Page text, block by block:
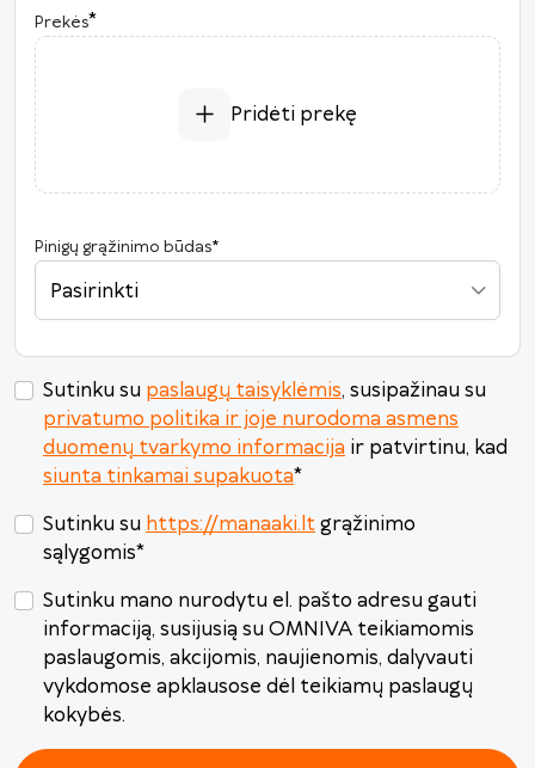
P A T K Pn Š S
3 4 5 6
31 1 2 3 4 5 6
Šiandien Išvalyti Uždaryti
Prekės*
Pridėti prekę
Pinigų grąžinimo būdas*
Pasirinkti
Sutinku su paslaugų taisyklėmis, susipažinau su
privatumo politika ir joje nurodoma asmens
duomenų tvarkymo informacija ir patvirtinu, kad
siunta tinkamai supakuota*
Sutinku su https://manaaki.ltgrąžinimo
sąlygomis*
Sutinku mano nurodytu el. pašto adresu gauti
informaciją, susijusią su OMNIVA teikiamomis
paslaugomis, akcijomis, naujienomis, dalyvauti
vykdomose apklausose dėl teikiamų paslaugų
kokybės.